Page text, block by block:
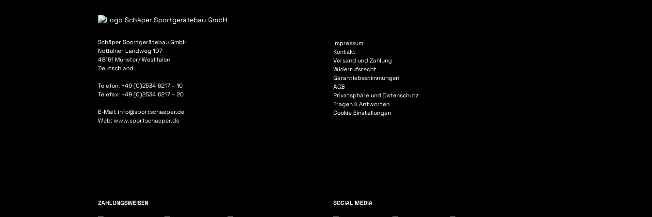
Schäper Sportgerätebau GmbH
Nottulner Landweg 107
48161 Münster/ Westfalen
Deutschland
Telefon: +49 (0)2534 6217 – 10
Telefax: +49 (0)2534 6217 – 20
E-Mail: info@sportschaeper.de
Web:www.sportschaeper.de
Impressum
Kontakt
Versand und Zahlung
Widerrufsrecht
Garantiebestimmungen
AGB
Privatsphäre und Datenschutz
Fragen & Antworten
Cookie Einstellungen
ZAHLUNGSWEISEN SOCIAL MEDIA